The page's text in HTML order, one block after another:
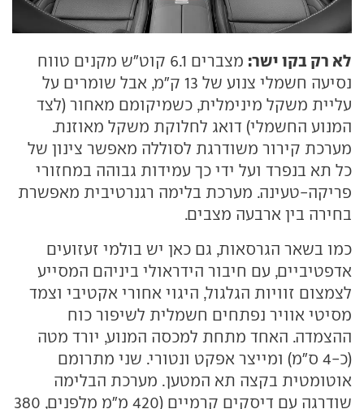
לא רק בקו ישר:
מצברים 6.1 קוט"ש מקנים טווח
נסיעה חשמלי צנוע של 13 ק"מ, אבל שומרים על
עליית משקל מינימלית, כשמיקומם מאחור (לצד
המנוע החשמלי) דואג לחלוקת משקל מאוזנת.
מערכת קירור משודרגת לסוללה מאפשר צינון של
כל תא בנפרד ועל ידי כך עמידות גבוהה במחזורי
פריקה-טעינה. מערכת בלימה רגנרטיבית מאפשרת
בחירה בין ארבעה מצבים.
כמו בשאר הגרסאות, גם כאן יש בולמי זעזועים
אדפטיביים, עם חיבור הידראולי ביניהם המסייע
לצמצום זוויות הגלגול, היגוי אחורי אקטיבי וצמד
מסיטי אוויר נפתחים חשמלית לשיפור כוח
ההצמדה. האחד מתחת למכסה המנוע, יורד מטה
(כ-4 ס"מ) ומייצר אפקט ונטורי. שני מתרומם
אוטומטית בקצה תא המטען. מערכת הבלימה
שודרגה עם דיסקים קרמיים (420 מ"מ מלפנים, 380